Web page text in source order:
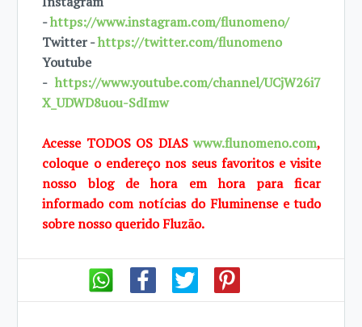
-https://www.instagram.com/flunomeno/
Twitter -https://twitter.com/flunomeno
Youtube
-https://www.youtube.com/channel/UCjW26i7
X_UDWD8uou-SdImw
Acesse TODOS OS DIASwww.flunomeno.com,
coloque o endereço nos seus favoritos e visite
nosso blog de hora em hora para ficar
informado com notícias do Fluminense e tudo
sobre nosso querido Fluzão.